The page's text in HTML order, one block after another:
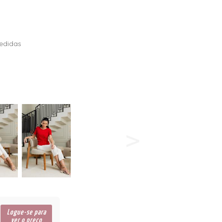
Logue-se para
ver o preço